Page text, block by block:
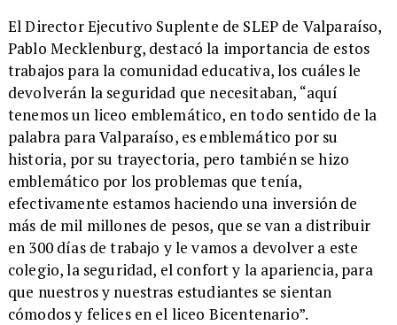
​El Director Ejecutivo Suplente de SLEP de Valparaíso,
Pablo Mecklenburg, destacó la importancia de estos
trabajos para la comunidad educativa, los cuáles le
devolverán la seguridad que necesitaban, “aquí
tenemos un liceo emblemático, en todo sentido de la
palabra para Valparaíso, es emblemático por su
historia, por su trayectoria, pero también se hizo
emblemático por los problemas que tenía,
efectivamente estamos haciendo una inversión de
más de mil millones de pesos, que se van a distribuir
en 300 días de trabajo y le vamos a devolver a este
colegio, la seguridad, el confort y la apariencia, para
que nuestros y nuestras estudiantes se sientan
cómodos y felices en el liceo Bicentenario”.